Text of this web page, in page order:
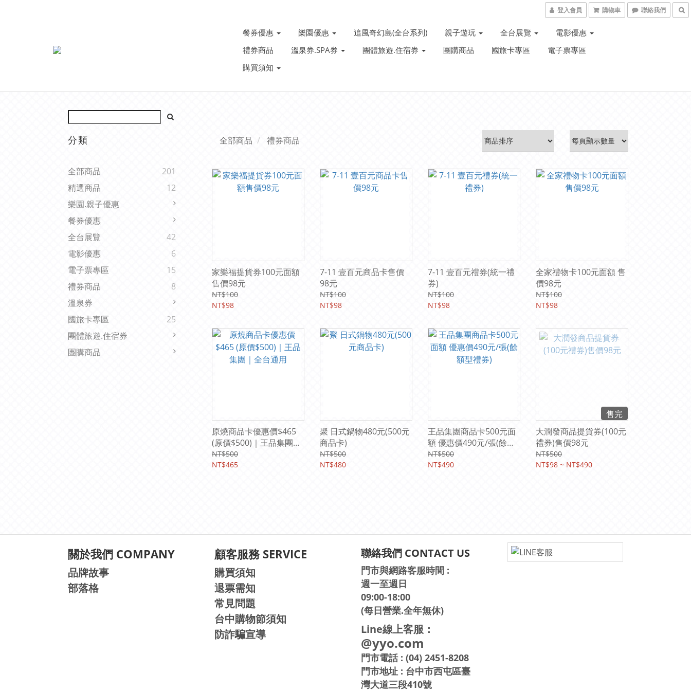
登入會員 購物車 聯絡我們
餐券優惠 樂園優惠 追風奇幻島(全台系列) 親子遊玩 全台展覽
電影優惠
禮券商品
溫泉券.SPA券 團體旅遊.住宿券 團購商品 國旅卡專區
電子票專區
購買須知
分類
全部商品
201
精選商品
12
樂園.親子優惠
餐券優惠
全台展覽
42
電影優惠
6
電子票專區
15
禮券商品
8
溫泉券
國旅卡專區
25
團體旅遊.住宿券
團購商品
全部商品 禮券商品
家樂福提貨券100元面額
售價98元
NT$100
NT$98
7-11 壹百元商品卡售價
98元
NT$100
NT$98
7-11 壹百元禮券(統一禮
券)
NT$100
NT$98
全家禮物卡100元面額 售
價98元
NT$100
NT$98
原燒商品卡優惠價$465
(原價$500)｜王品集團｜
全台通用
NT$500
NT$465
聚 日式鍋物480元(500元
商品卡)
NT$500
NT$480
王品集團商品卡500元面
額 優惠價490元/張(餘額
型禮券)
NT$500
NT$490
售完
大潤發商品提貨券(100元
禮券)售價98元
NT$500
NT$98 ~ NT$490
關於我們 COMPANY
品牌故事
部落格
顧客服務 SERVICE
購買須知
退票需知
常見問題
台中購物節須知
防詐騙宣導
聯絡我們 CONTACT US
門市與網路客服時間 :
週一至週日
09:00-18:00
(每日營業.全年無休)
Line線上客服：
@yyo.com
門市電話 : (04) 2451-8208
門市地址 : 台中市西屯區臺
灣大道三段410號